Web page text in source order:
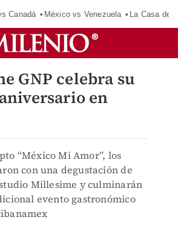
Canadá México vs Venezuela La Casa de
GNP celebra su
en
“México Mi Amor”, los
con una degustación de
Millesime y culminarán
evento gastronómico